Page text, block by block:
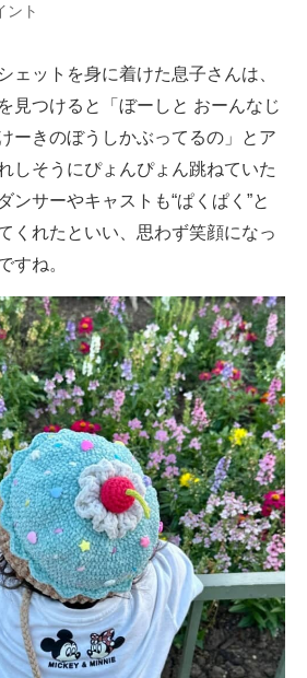
ント
ットを身に着けた息子さんは、
見つけると「ぼーしと おーんなじ
ーきのぼうしかぶってるの」とア
しそうにぴょんぴょん跳ねていた
ンサーやキャストも“ぱくぱく”と
くれたといい、思わず笑顔になっ
すね。